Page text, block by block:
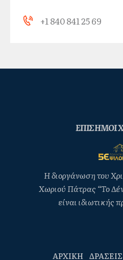
+1 840 841 25 69
ΕΠΙΣΗΜΟΙ
Η διοργάνωση του
Χωριού Πάτρας “Το
είναι ιδιωτικής
ΑΡΧΙΚΗ ΔΡΑΣΕΙΣ